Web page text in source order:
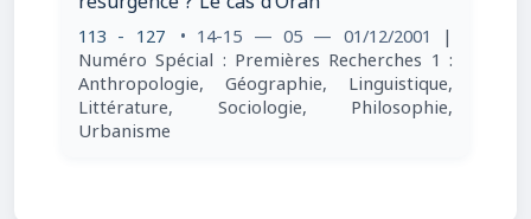
113 - 127 • 14-15 — 05 — 01/12/2001 |
Numéro Spécial : Premières Recherches 1 :
Anthropologie, Géographie, Linguistique,
Littérature, Sociologie, Philosophie,
Urbanisme